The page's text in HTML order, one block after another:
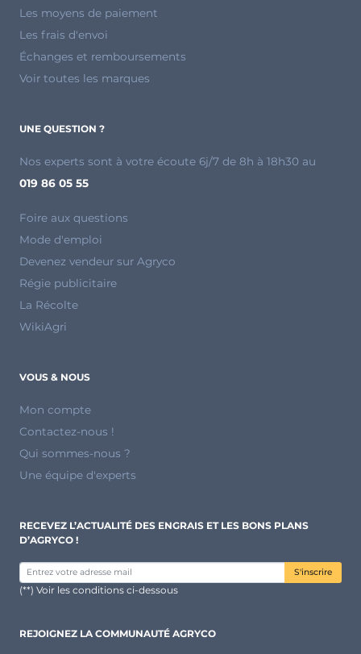
Les moyens de paiement
Les frais d'envoi
Échanges et remboursements
Voir toutes les marques
UNE QUESTION ?
Nos experts sont à votre écoute 6j/7 de 8h à 18h30 au
019 86 05 55
Foire aux questions
Mode d'emploi
Devenez vendeur sur Agryco
Régie publicitaire
La Récolte
WikiAgri
VOUS & NOUS
Mon compte
Contactez-nous !
Qui sommes-nous ?
Une équipe d'experts
RECEVEZ L’ACTUALITÉ DES ENGRAIS ET LES BONS PLANS
D’AGRYCO !
S'inscrire
(**) Voir les conditions ci-dessous
REJOIGNEZ LA COMMUNAUTÉ AGRYCO